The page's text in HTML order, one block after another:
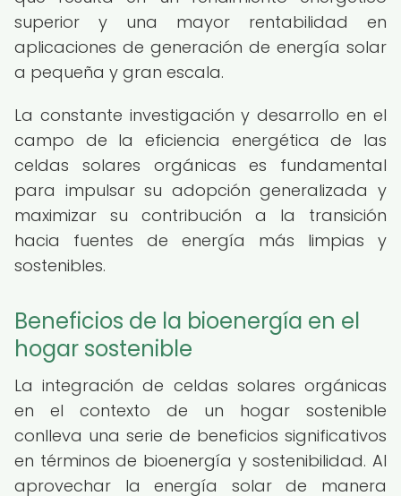
superior y una mayor rentabilidad en
aplicaciones de generación de energía solar
a pequeña y gran escala.
La constante investigación y desarrollo en el
campo de la eficiencia energética de las
celdas solares orgánicas es fundamental
para impulsar su adopción generalizada y
maximizar su contribución a la transición
hacia fuentes de energía más limpias y
sostenibles.
Beneficios de la bioenergía en el
hogar sostenible
La integración de celdas solares orgánicas
en el contexto de un hogar sostenible
conlleva una serie de beneficios significativos
en términos de bioenergía y sostenibilidad. Al
aprovechar la energía solar de manera